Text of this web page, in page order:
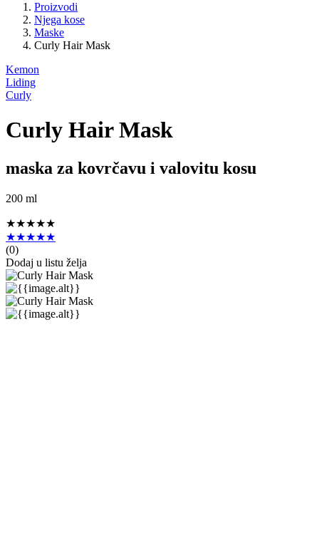
Proizvodi
Njega kose
Maske
Curly Hair Mask
Kemon
Liding
Curly
Curly Hair Mask
maska za kovrčavu i valovitu kosu
200 ml
★★★★★
★★★★★
(0)
Dodaj u listu želja